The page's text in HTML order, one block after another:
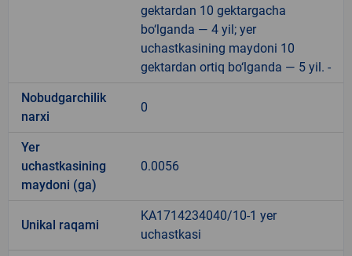
gektardan 10 gektargacha
bo‘lganda — 4 yil; yer
uchastkasining maydoni 10
gektardan ortiq bo‘lganda — 5 yil. -
Nobudgarchilik
narxi
0
Yer
uchastkasining
maydoni (ga)
0.0056
Unikal raqami
KA1714234040/10-1 yer
uchastkasi